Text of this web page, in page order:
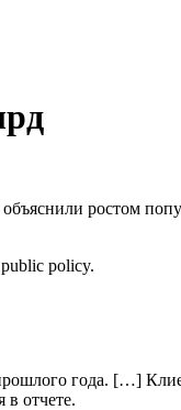
ростом
policy.
года. […]
отчете.